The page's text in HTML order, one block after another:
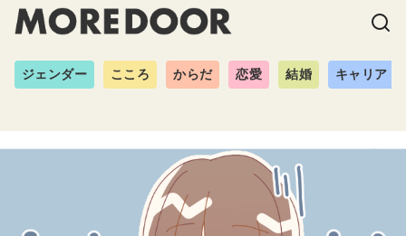
ジェンダー こころ からだ 恋愛 結婚 キャリア